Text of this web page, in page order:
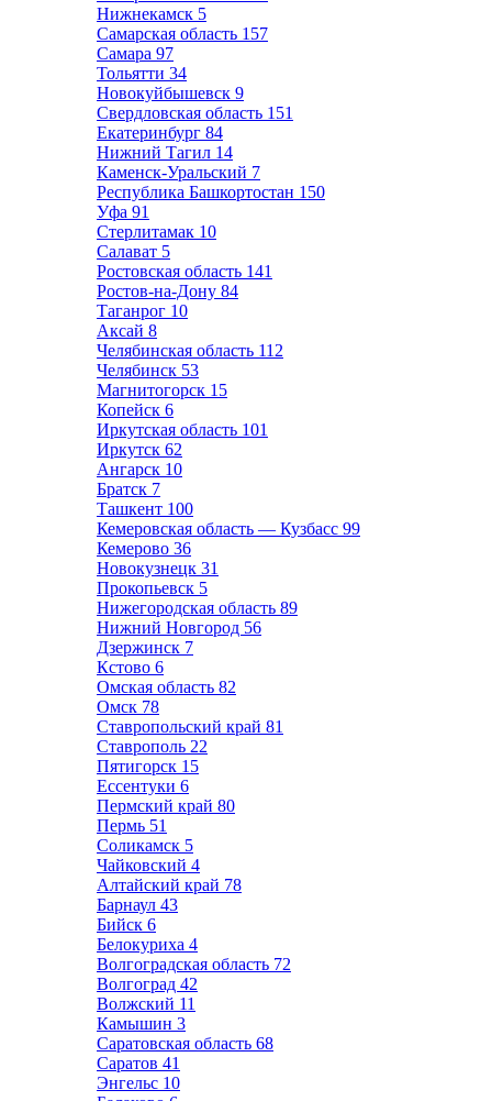
Нижнекамск 5
Самарская область 157
Самара 97
Тольятти 34
Новокуйбышевск 9
Свердловская область 151
Екатеринбург 84
Нижний Тагил 14
Каменск-Уральский 7
Республика Башкортостан 150
Уфа 91
Стерлитамак 10
Салават 5
Ростовская область 141
Ростов-на-Дону 84
Таганрог 10
Аксай 8
Челябинская область 112
Челябинск 53
Магнитогорск 15
Копейск 6
Иркутская область 101
Иркутск 62
Ангарск 10
Братск 7
Ташкент 100
Кемеровская область — Кузбасс 99
Кемерово 36
Новокузнецк 31
Прокопьевск 5
Нижегородская область 89
Нижний Новгород 56
Дзержинск 7
Кстово 6
Омская область 82
Омск 78
Ставропольский край 81
Ставрополь 22
Пятигорск 15
Ессентуки 6
Пермский край 80
Пермь 51
Соликамск 5
Чайковский 4
Алтайский край 78
Барнаул 43
Бийск 6
Белокуриха 4
Волгоградская область 72
Волгоград 42
Волжский 11
Камышин 3
Саратовская область 68
Саратов 41
Энгельс 10